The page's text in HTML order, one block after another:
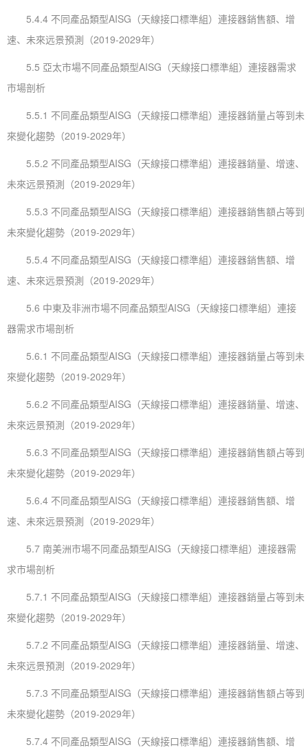
5.4.4 不同產品類型AISG（天線接口標準組）連接器銷售額、增
速、未來远景預測（2019-2029年）
5.5 亞太市場不同產品類型AISG（天線接口標準組）連接器需求
市場剖析
5.5.1 不同產品類型AISG（天線接口標準組）連接器銷量占等到未
來變化趨勢（2019-2029年）
5.5.2 不同產品類型AISG（天線接口標準組）連接器銷量、增速、
未來远景預測（2019-2029年）
5.5.3 不同產品類型AISG（天線接口標準組）連接器銷售額占等到
未來變化趨勢（2019-2029年）
5.5.4 不同產品類型AISG（天線接口標準組）連接器銷售額、增
速、未來远景預測（2019-2029年）
5.6 中東及非洲市場不同產品類型AISG（天線接口標準組）連接
器需求市場剖析
5.6.1 不同產品類型AISG（天線接口標準組）連接器銷量占等到未
來變化趨勢（2019-2029年）
5.6.2 不同產品類型AISG（天線接口標準組）連接器銷量、增速、
未來远景預測（2019-2029年）
5.6.3 不同產品類型AISG（天線接口標準組）連接器銷售額占等到
未來變化趨勢（2019-2029年）
5.6.4 不同產品類型AISG（天線接口標準組）連接器銷售額、增
速、未來远景預測（2019-2029年）
5.7 南美洲市場不同產品類型AISG（天線接口標準組）連接器需
求市場剖析
5.7.1 不同產品類型AISG（天線接口標準組）連接器銷量占等到未
來變化趨勢（2019-2029年）
5.7.2 不同產品類型AISG（天線接口標準組）連接器銷量、增速、
未來远景預測（2019-2029年）
5.7.3 不同產品類型AISG（天線接口標準組）連接器銷售額占等到
未來變化趨勢（2019-2029年）
5.7.4 不同產品類型AISG（天線接口標準組）連接器銷售額、增